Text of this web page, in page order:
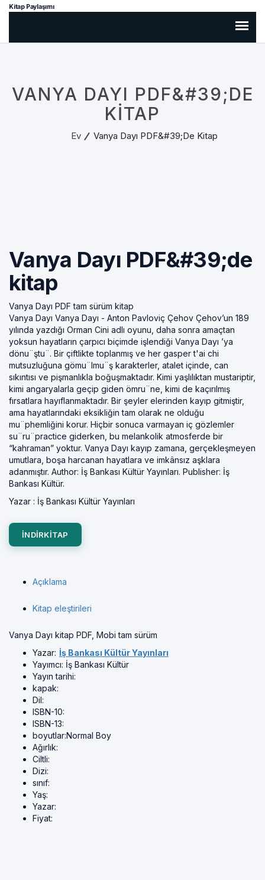
Kitap Paylaşımı
VANYA DAYI PDF&#39;DE
KITAP
Ev Vanya Dayı PDF&#39;de Kitap
Vanya Dayı PDF&#39;de
kitap
Vanya Dayı PDF tam sürüm kitap
Vanya Dayı Vanya Dayı - Anton Pavloviç Çehov Çehov’un 189
yılında yazdığı Orman Cini adlı oyunu, daha sonra amaçtan
yoksun hayatların çarpıcı biçimde işlendiği Vanya Dayı ’ya
dönu¨ştu¨. Bir çiftlikte toplanmış ve her gasper t'ai chi
mutsuzluğuna gömu¨lmu¨ş karakterler, atalet içinde, can
sıkıntısı ve pişmanlıkla boğuşmaktadır. Kimi yaşlılıktan mustariptir,
kimi angaryalarla geçip giden ömru¨ne, kimi de kaçırılmış
fırsatlara hayıflanmaktadır. Bir şeyler elerinden kayıp gitmiştir,
ama hayatlarındaki eksikliğin tam olarak ne olduğu
mu¨phemliğini korur. Hiçbir sonuca varmayan iç gözlemler
su¨ru¨practice giderken, bu melankolik atmosferde bir
“kahraman” yoktur. Vanya Dayı kayıp zamana, gerçekleşmeyen
umutlara, boşa harcanan hayatlara ve imkânsız aşklara
adanmıştır. Author: İş Bankası Kültür Yayınları. Publisher: İş
Bankası Kültür.
Yazar : İş Bankası Kültür Yayınları
INDIRKITAP
Açıklama
Kitap eleştirileri
Vanya Dayı kitap PDF, Mobi tam sürüm
Yazar: İş Bankası Kültür Yayınları
Yayımcı: İş Bankası Kültür
Yayın tarihi:
kapak:
Dil:
ISBN-10:
ISBN-13:
boyutlar:Normal Boy
Ağırlık:
Ciltli:
Dizi:
sınıf:
Yaş:
Yazar:
Fiyat: